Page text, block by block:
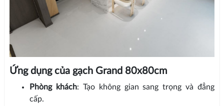
Ứng dụng của gạch Grand 80x80cm
Phòng khách: Tạo không gian sang trọng và đẳng
cấp.